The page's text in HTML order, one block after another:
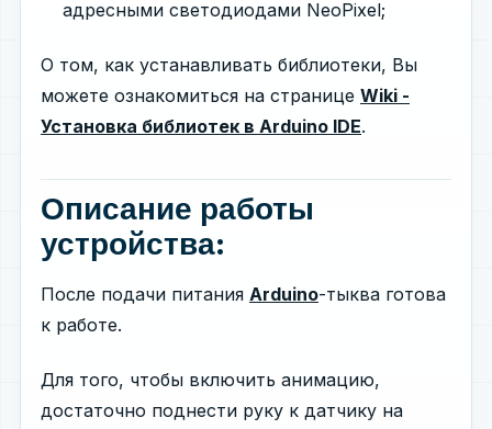
адресными светодиодами NeoPixel;
О том, как устанавливать библиотеки, Вы
можете ознакомиться на странице Wiki -
Установка библиотек в Arduino IDE.
Описание работы
устройства:
После подачи питания Arduino-тыква готова
к работе.
Для того, чтобы включить анимацию,
достаточно поднести руку к датчику на